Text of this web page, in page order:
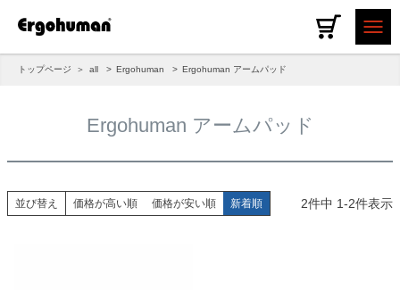
トップページ all Ergohuman Ergohuman アームパッド
Ergohuman アームパッド
並び替え 価格が高い順 価格が安い順 新着順 2件中 1-2件表示